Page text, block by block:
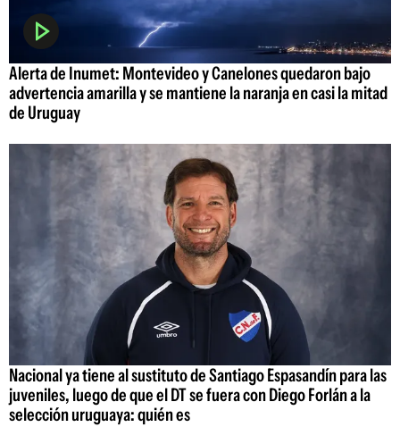
Alerta de Inumet: Montevideo y Canelones quedaron bajo
advertencia amarilla y se mantiene la naranja en casi la mitad
de Uruguay
Nacional ya tiene al sustituto de Santiago Espasandín para las
juveniles, luego de que el DT se fuera con Diego Forlán a la
selección uruguaya: quién es